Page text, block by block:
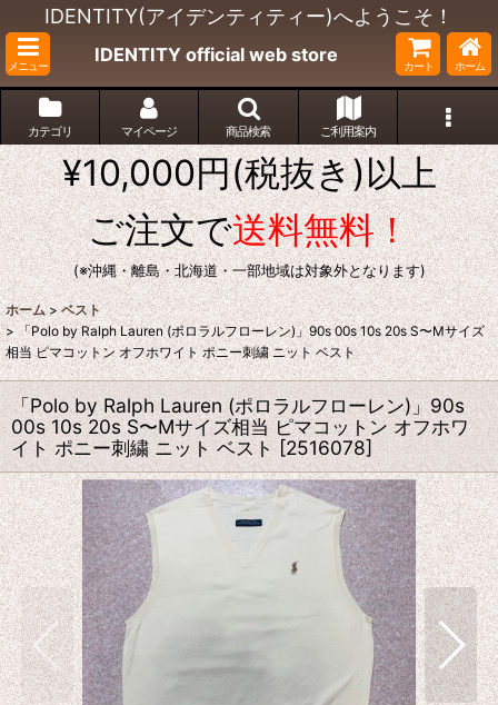
IDENTITY(アイデンティティー)へようこそ！
メニュー
IDENTITY official web store
カート ホーム
カテゴリ マイページ 商品検索 ご利用案内
¥10,000円(税抜き)以上
ご注文で送料無料！
(※沖縄・離島・北海道・一部地域は対象外となります)
ホーム > ベスト
> 「Polo by Ralph Lauren (ポロラルフローレン)」90s 00s 10s 20s S〜Mサイズ
相当 ピマコットン オフホワイト ポニー刺繍 ニット ベスト
「Polo by Ralph Lauren (ポロラルフローレン)」90s
00s 10s 20s S〜Mサイズ相当 ピマコットン オフホワ
イト ポニー刺繍 ニット ベスト [2516078]